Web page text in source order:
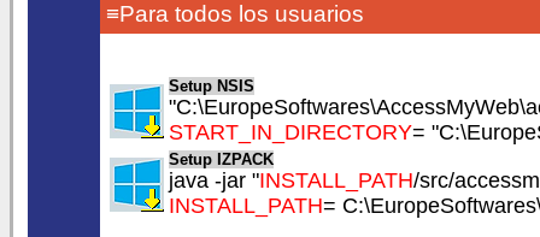
≡Para todos los usuarios
Setup NSIS
START_IN_DIRECTORY=
Setup IZPACK
java -jar "INSTALL_PATH/src/
INSTALL_PATH=